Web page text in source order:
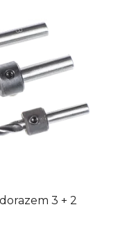
3 + 2